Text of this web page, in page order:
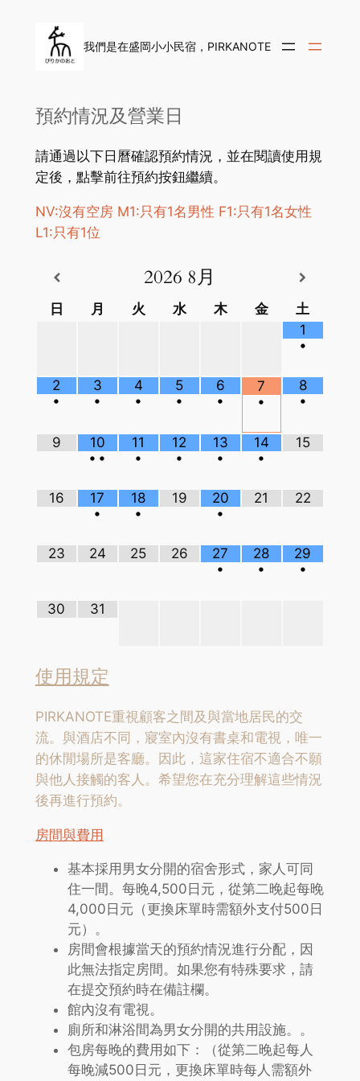
我們是在盛岡小小民宿，PIRKANOTE
預約情況及營業日
請通過以下日曆確認預約情況，並在閱讀使用規
定後，點擊前往預約按鈕繼續。
NV:沒有空房 M1:只有1名男性 F1:只有1名女性
L1:只有1位
2026 8月
日 月 火 水 木 金
土
1
•
2
•
3
•
4
•
5
•
6
•
7
•
8
•
9
10
• •
11
•
12
•
13
•
14
•
15
16
17
•
18
•
19
20
•
21 22
23 24 25 26
27
•
28
•
29
•
30 31
使用規定
PIRKANOTE重視顧客之間及與當地居民的交
流。與酒店不同，寢室內沒有書桌和電視，唯一
的休閒場所是客廳。因此，這家住宿不適合不願
與他人接觸的客人。希望您在充分理解這些情況
後再進行預約。
房間與費用
基本採用男女分開的宿舍形式，家人可同
住一間。每晚4,500日元，從第二晚起每晚
4,000日元（更換床單時需額外支付500日
元）。
房間會根據當天的預約情況進行分配，因
此無法指定房間。如果您有特殊要求，請
在提交預約時在備註欄。
館內沒有電視。
廁所和淋浴間為男女分開的共用設施。。
包房每晚的費用如下：（從第二晚起每人
每晚減500日元，更換床單時每人需額外